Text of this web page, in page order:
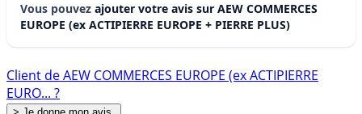
Vous pouvez ajouter votre avis sur AEW COMMERCES
EUROPE (ex ACTIPIERRE EUROPE + PIERRE PLUS)
Client de AEW COMMERCES EUROPE (ex ACTIPIERRE
EURO... ?